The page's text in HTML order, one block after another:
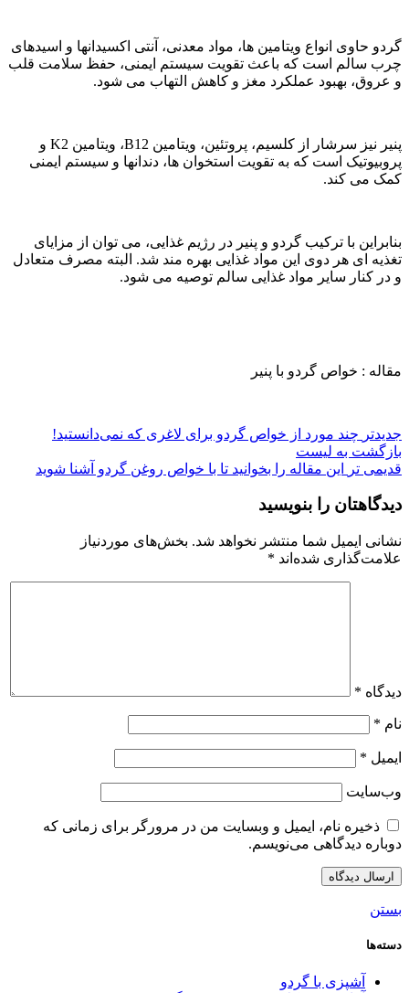
گردو حاوی انواع ویتامین ها، مواد معدنی، آنتی اکسیدانها و اسیدهای
چرب سالم است که باعث تقویت سیستم ایمنی، حفظ سلامت قلب
و عروق، بهبود عملکرد مغز و کاهش التهاب می شود.
پنیر نیز سرشار از کلسیم، پروتئین، ویتامین B12، ویتامین K2 و
پروبیوتیک است که به تقویت استخوان ها، دندانها و سیستم ایمنی
کمک می کند.
بنابراین با ترکیب گردو و پنیر در رژیم غذایی، می توان از مزایای
تغذیه ای هر دوی این مواد غذایی بهره مند شد. البته مصرف متعادل
و در کنار سایر مواد غذایی سالم توصیه می شود.
مقاله : خواص گردو با پنیر
جدیدتر چند مورد از خواص گردو برای لاغری که نمی‌دانستید!
بازگشت به لیست
قدیمی تر
این مقاله را بخوانید تا با خواص روغن گردو آشنا شوید
دیدگاهتان را بنویسید
نشانی ایمیل شما منتشر نخواهد شد. بخش‌های موردنیاز
علامت‌گذاری شده‌اند *
دیدگاه *
نام *
ایمیل *
وب‌سایت
ذخیره نام، ایمیل و وبسایت من در مرورگر برای زمانی که
دوباره دیدگاهی می‌نویسم.
بستن
دسته‌ها
آشپزی با گردو